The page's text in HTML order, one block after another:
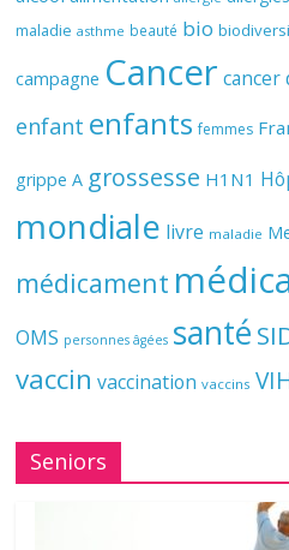
maladie asthme beauté bio
campagne Cancer cancer
enfant enfants femmes
grippe A grossesse H1N1
mondiale livre maladie
médicament
OMS personnes âgées santé
vaccin vaccination vaccins
Seniors